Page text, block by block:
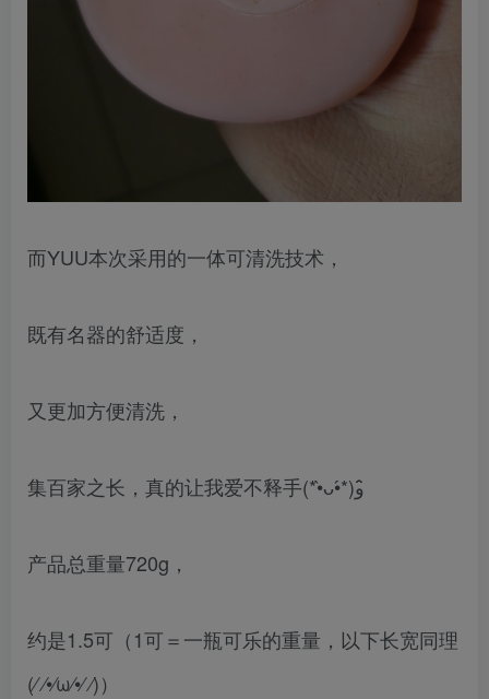
而YUU本次采用的一体可清洗技术，
既有名器的舒适度，
又更加方便清洗，
产品总重量720g，
约是1.5可（1可＝一瓶可乐的重量，以下长宽同理
(⁄ ⁄•⁄ω⁄•⁄ ⁄)）